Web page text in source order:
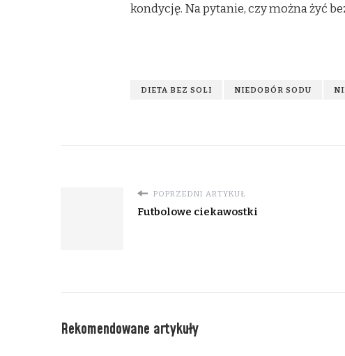
kondycję. Na pytanie, czy można żyć
DIETA BEZ SOLI NIEDOBÓR SODU
POPRZEDNI ARTYKUŁ
Futbolowe ciekawostki
Rekomendowane artykuły